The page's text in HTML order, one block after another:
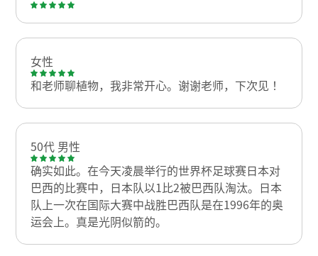
女性
和老师聊植物，我非常开心。谢谢老师，下次见！
50代 男性
确实如此。在今天凌晨举行的世界杯足球赛日本对
巴西的比赛中，日本队以1比2被巴西队淘汰。日本
队上一次在国际大赛中战胜巴西队是在1996年的奥
运会上。真是光阴似箭的。